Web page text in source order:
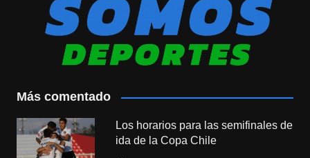
Más comentado
Los horarios para las semifinales de
ida de la Copa Chile